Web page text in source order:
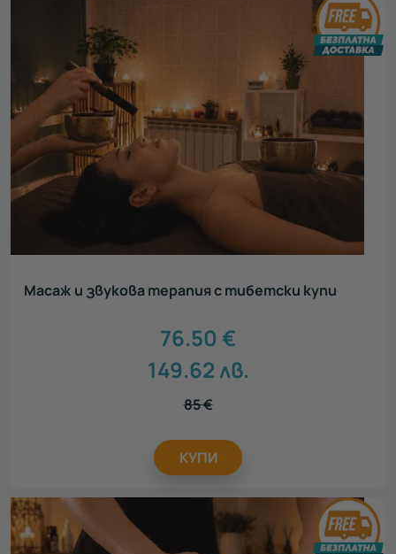
Масаж и звукова терапия с тибетски купи
76.50 €
149.62лв.
85€
КУПИ